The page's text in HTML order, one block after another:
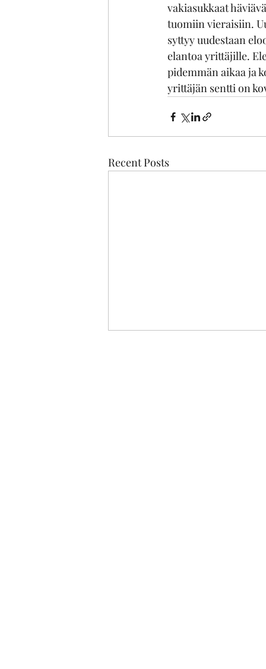
vakiasukkaat
tuomiin vieraisiin.
syttyy uudestaan
elantoa yrittäjille.
pidemmän aikaa ja
yrittäjän sentti on
Recent Posts